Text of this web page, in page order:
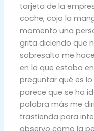
tarjeta de la
coche, cojo la
momento una
grita diciendo que
sobresalto me
en la que estaba
preguntar qué es
parece que se ha
palabra más me
trastienda para
observo como la